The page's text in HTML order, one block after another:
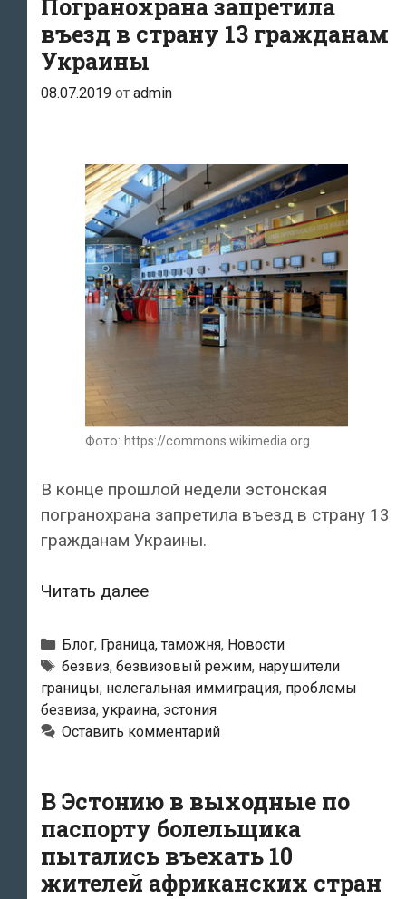
этом
году
в
Эстонии
более
500
иностранцев,
подавляющее
большинство
из
которых
украинцы
Погранохрана запретила
въезд в страну 13 гражданам
Украины
08.07.2019 от admin
Фото: https://commons.wikimedia.org.
В конце прошлой недели эстонская
погранохрана запретила въезд в страну 13
гражданам Украины.
Читать далееПогранохрана
въезд
в
страну
13
гражданам
Рубрики
Блог, Граница, таможня, Новости
Метки
безвиз, безвизовый режим, нарушители
границы, нелегальная иммиграция, проблемы
безвиза, украина, эстония
Оставить комментарий
В Эстонию в выходные по
паспорту болельщика
пытались въехать 10
жителей африканских стран